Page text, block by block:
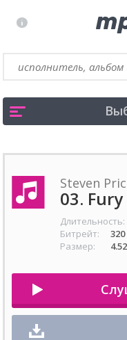
Steven
03.
Длительность:
Битрейт:
Размер: